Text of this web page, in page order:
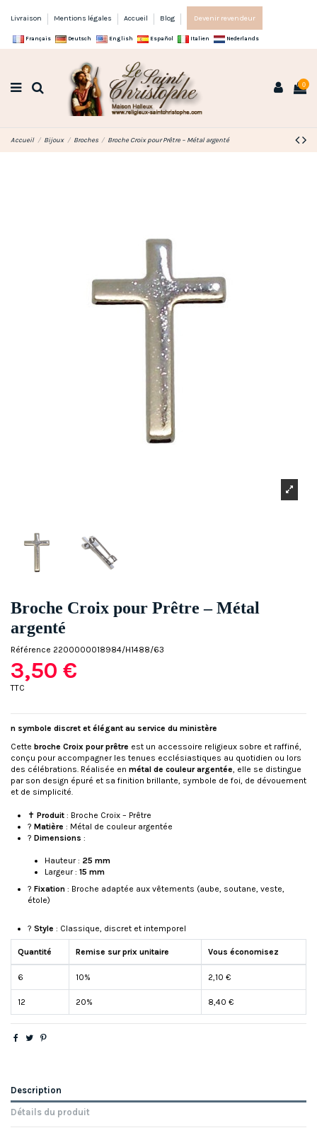
Livraison Mentions légales Accueil Blog Devenir revendeur
Français Deutsch English Español Italien Nederlands
0
Accueil Bijoux Broches Broche Croix pour Prêtre – Métal argenté
Broche Croix pour Prêtre – Métal
argenté
Référence 2200000018984/H1488/63
3,50 €
TTC
n symbole discret et élégant au service du ministère
Cette broche Croix pour prêtre est un accessoire religieux sobre et raffiné,
conçu pour accompagner les tenues ecclésiastiques au quotidien ou lors
des célébrations. Réalisée en métal de couleur argentée , elle se distingue
par son design épuré et sa finition brillante, symbole de foi, de dévouement
et de simplicité.
✝️ Produit : Broche Croix – Prêtre
? Matière : Métal de couleur argentée
? Dimensions :
Hauteur : 25 mm
Largeur : 15 mm
? Fixation : Broche adaptée aux vêtements (aube, soutane, veste,
étole)
?️ Style : Classique, discret et intemporel
Quantité Remise sur prix unitaire Vous économisez
6 10% 2,10 €
12 20% 8,40 €
Description
Détails du produit